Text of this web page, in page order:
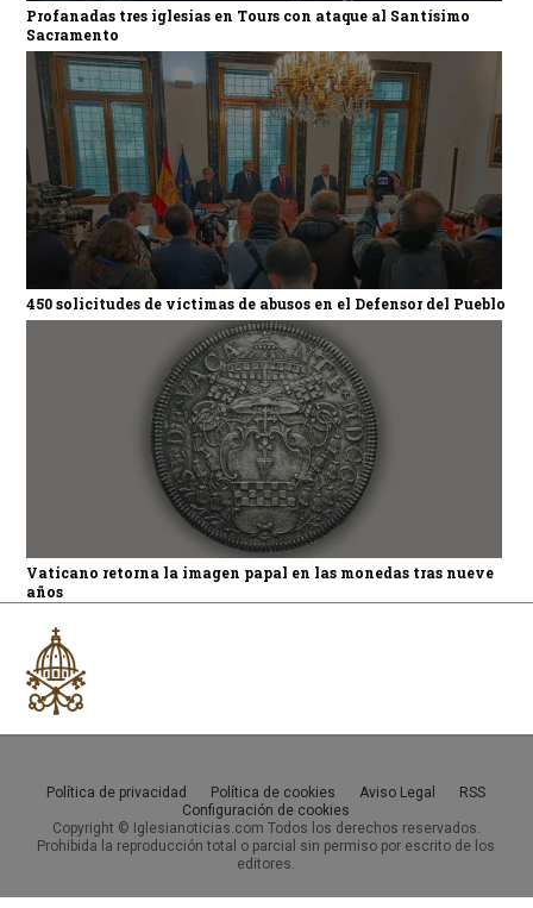
Profanadas tres iglesias en Tours con ataque al Santísimo
Sacramento
450 solicitudes de víctimas de abusos en el Defensor del Pueblo
Vaticano retorna la imagen papal en las monedas tras nueve
años
Política de privacidad Política de cookies Aviso Legal
RSS
Configuración de cookies
Copyright © Iglesianoticias.com Todos los derechos reservados.
Prohibida la reproducción total o parcial sin permiso por escrito de los
editores.